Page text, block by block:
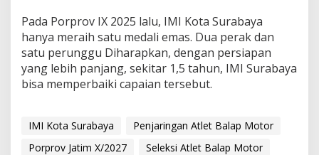
Pada Porprov IX 2025 lalu, IMI Kota Surabaya
hanya meraih satu medali emas. Dua perak dan
satu perunggu Diharapkan, dengan persiapan
yang lebih panjang, sekitar 1,5 tahun, IMI Surabaya
bisa memperbaiki capaian tersebut.
IMI Kota Surabaya
Penjaringan Atlet Balap Motor
Porprov Jatim X/2027
Seleksi Atlet Balap Motor